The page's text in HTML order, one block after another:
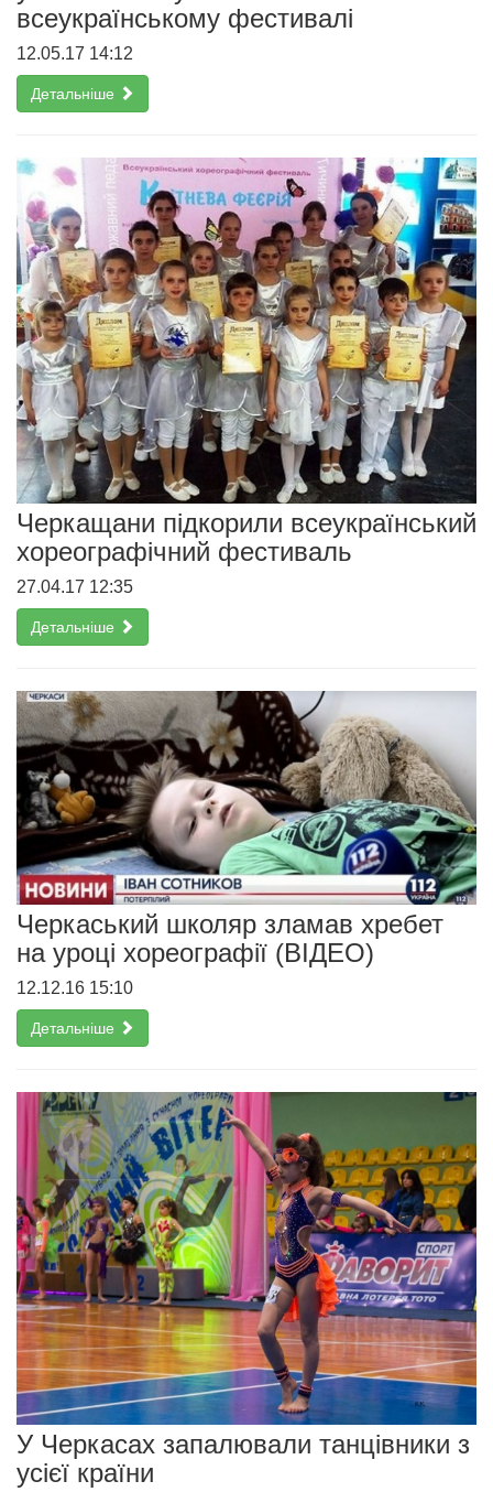
всеукраїнському фестивалі
12.05.17 14:12
Детальніше
Черкащани підкорили всеукраїнський
хореографічний фестиваль
27.04.17 12:35
Детальніше
Черкаський школяр зламав хребет
на уроці хореографії (ВІДЕО)
12.12.16 15:10
Детальніше
У Черкасах запалювали танцівники з
усієї країни